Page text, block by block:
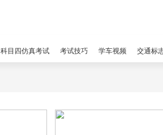
科目四仿真考试 考试技巧 学车视频 交通标